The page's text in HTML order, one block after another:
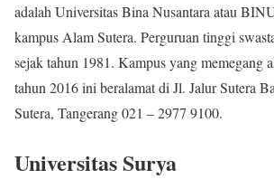
adalah Universitas Bina Nusantara atau
kampus Alam Sutera. Perguruan tinggi
sejak tahun 1981. Kampus yang memegang
tahun 2016 ini beralamat di Jl. Jalur Sutera
Sutera, Tangerang 021 – 2977 9100.
Universitas Surya